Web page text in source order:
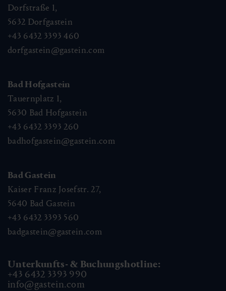
Dorfstraße 1,
5632 Dorfgastein
+43 6432 3393 460
dorfgastein@gastein.com
Bad Hofgastein
Tauernplatz 1,
5630 Bad Hofgastein
+43 6432 3393 260
badhofgastein@gastein.com
Bad Gastein
Kaiser Franz Josefstr. 27,
5640 Bad Gastein
+43 6432 3393 560
badgastein@gastein.com
Unterkunfts- & Buchungshotline:
+43 6432 3393 990
info@gastein.com